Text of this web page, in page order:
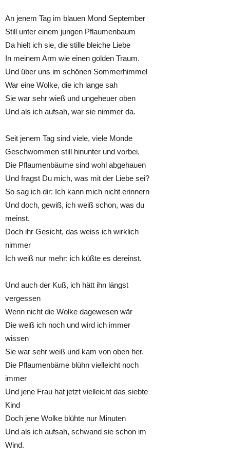
An jenem Tag im blauen Mond September
Still unter einem jungen Pflaumenbaum
Da hielt ich sie, die stille bleiche Liebe
In meinem Arm wie einen golden Traum.
Und über uns im schönen Sommerhimmel
War eine Wolke, die ich lange sah
Sie war sehr wieß und ungeheuer oben
Und als ich aufsah, war sie nimmer da.
Seit jenem Tag sind viele, viele Monde
Geschwommen still hinunter und vorbei.
Die Pflaumenbäume sind wohl abgehauen
Und fragst Du mich, was mit der Liebe sei?
So sag ich dir: Ich kann mich nicht erinnern
Und doch, gewiß, ich weiß schon, was du
meinst.
Doch ihr Gesicht, das weiss ich wirklich
nimmer
Ich weiß nur mehr: ich küßte es dereinst.
Und auch der Kuß, ich hätt ihn längst
vergessen
Wenn nicht die Wolke dagewesen wär
Die weiß ich noch und wird ich immer
wissen
Sie war sehr weiß und kam von oben her.
Die Pflaumenbäme blühn vielleicht noch
immer
Und jene Frau hat jetzt vielleicht das siebte
Kind
Doch jene Wolke blühte nur Minuten
Und als ich aufsah, schwand sie schon im
Wind.